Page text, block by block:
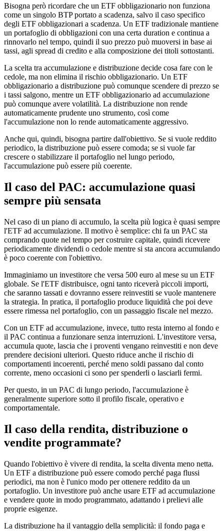
Bisogna però ricordare che un ETF obbligazionario non funziona
come un singolo BTP portato a scadenza, salvo il caso specifico
degli ETF obbligazionari a scadenza. Un ETF tradizionale mantiene
un portafoglio di obbligazioni con una certa duration e continua a
rinnovarlo nel tempo, quindi il suo prezzo può muoversi in base ai
tassi, agli spread di credito e alla composizione dei titoli sottostanti.
La scelta tra accumulazione e distribuzione decide cosa fare con le
cedole, ma non elimina il rischio obbligazionario. Un ETF
obbligazionario a distribuzione può comunque scendere di prezzo se
i tassi salgono, mentre un ETF obbligazionario ad accumulazione
può comunque avere volatilità. La distribuzione non rende
automaticamente prudente uno strumento, così come
l'accumulazione non lo rende automaticamente aggressivo.
Anche qui, quindi, bisogna partire dall'obiettivo. Se si vuole reddito
periodico, la distribuzione può essere comoda; se si vuole far
crescere o stabilizzare il portafoglio nel lungo periodo,
l'accumulazione può essere più coerente.
Il caso del PAC: accumulazione quasi
sempre più sensata
Nel caso di un piano di accumulo, la scelta più logica è quasi sempre
l'ETF ad accumulazione. Il motivo è semplice: chi fa un PAC sta
comprando quote nel tempo per costruire capitale, quindi ricevere
periodicamente dividendi o cedole mentre si sta ancora accumulando
è poco coerente con l'obiettivo.
Immaginiamo un investitore che versa 500 euro al mese su un ETF
globale. Se l'ETF distribuisce, ogni tanto riceverà piccoli importi,
che saranno tassati e dovranno essere reinvestiti se vuole mantenere
la strategia. In pratica, il portafoglio produce liquidità che poi deve
essere rimessa nel portafoglio, con un passaggio fiscale nel mezzo.
Con un ETF ad accumulazione, invece, tutto resta interno al fondo e
il PAC continua a funzionare senza interruzioni. L'investitore versa,
accumula quote, lascia che i proventi vengano reinvestiti e non deve
prendere decisioni ulteriori. Questo riduce anche il rischio di
comportamenti incoerenti, perché meno soldi passano dal conto
corrente, meno occasioni ci sono per spenderli o lasciarli fermi.
Per questo, in un PAC di lungo periodo, l'accumulazione è
generalmente superiore sotto il profilo fiscale, operativo e
comportamentale.
Il caso della rendita, distribuzione o
vendite programmate?
Quando l'obiettivo è vivere di rendita, la scelta diventa meno netta.
Un ETF a distribuzione può essere comodo perché paga flussi
periodici, ma non è l'unico modo per ottenere reddito da un
portafoglio. Un investitore può anche usare ETF ad accumulazione
e vendere quote in modo programmato, adattando i prelievi alle
proprie esigenze.
La distribuzione ha il vantaggio della semplicità: il fondo paga e